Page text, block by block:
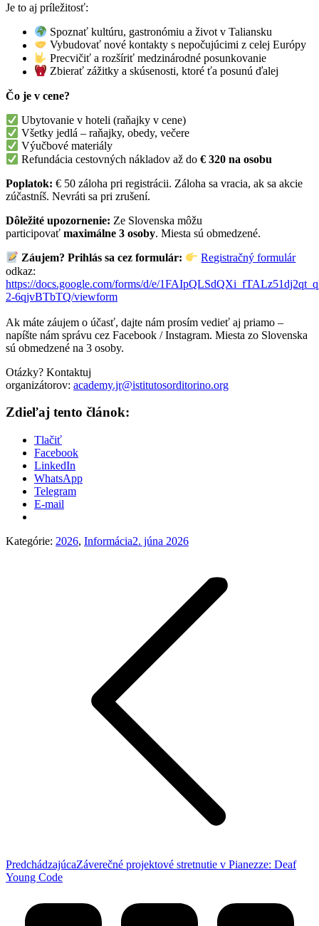
Je to aj príležitosť:
Spoznať kultúru, gastronómiu a život v Taliansku
Vybudovať nové kontakty s nepočujúcimi z celej Európy
Precvičiť a rozšíriť medzinárodné posunkovanie
Zbierať zážitky a skúsenosti, ktoré ťa posunú ďalej
Čo je v cene?
Ubytovanie v hoteli (raňajky v cene)
Všetky jedlá – raňajky, obedy, večere
Výučbové materiály
Refundácia cestovných nákladov až do€ 320 na osobu
Poplatok: € 50 záloha pri registrácii. Záloha sa vracia, ak sa akcie
zúčastníš. Nevráti sa pri zrušení.
Dôležité upozornenie: Ze Slovenska môžu
participovať maximálne 3 osoby. Miesta sú obmedzené.
Záujem? Prihlás sa cez formulár:
Registračný formulár
odkaz:
https://docs.google.com/forms/d/e/
2-6qjvBTbTQ/viewform
Ak máte záujem o účasť, dajte nám prosím vedieť aj priamo –
napíšte nám správu cez Facebook / Instagram. Miesta zo Slovenska
sú obmedzené na 3 osoby.
Otázky? Kontaktuj
organizátorov: academy.jr@istitutosorditorino.org
Zdieľaj tento článok:
Tlačiť
Facebook
LinkedIn
WhatsApp
Telegram
E-mail
Kategórie: 2026, Informácia2. júna 2026
PredchádzajúcaPredchádzajúci
Záverečné projektové stretnutie v Pianezze: Deaf
Young Code